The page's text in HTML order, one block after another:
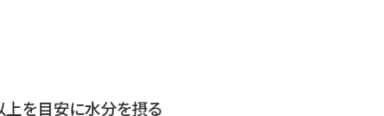
上を目安に水分を摂る